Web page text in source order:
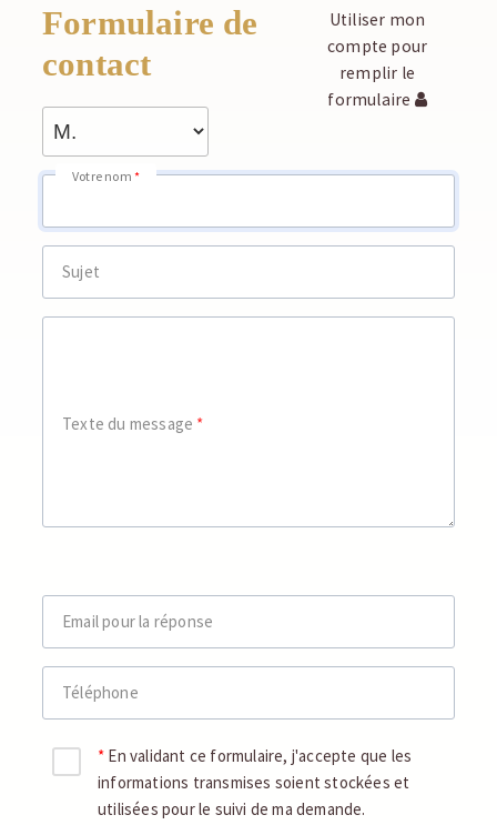
Utiliser mon
compte pour
remplir le
formulaire
Formulaire de
contact
Votre nom
Sujet
Texte du message
Email pour la réponse
Téléphone
En validant ce formulaire, j'accepte que les
informations transmises soient stockées et
utilisées pour le suivi de ma demande.